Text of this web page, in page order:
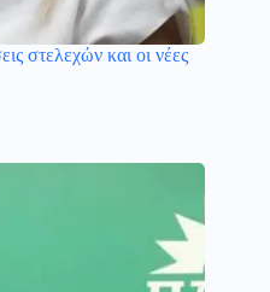
στελεχών και οι νέες